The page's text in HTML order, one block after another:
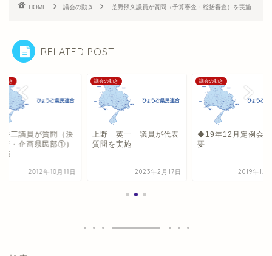
HOME 議会の動き 芝野照久議員が質問（予算審査・総括審査）を実施
RELATED POST
動き
三議員が質問（決
査・企画県民部①）
施
2012年10月11日
議会の動き
上野 英一 議員が代表
質問を実施
2023年2月17日
議会の動き
◆19年12月定例会
要
2019年12